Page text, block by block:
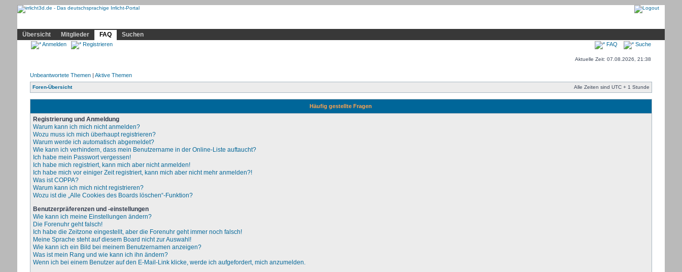
Übersicht
Mitglieder FAQ Suchen
Anmelden Registrieren FAQ Suche
Aktuelle Zeit: 07.08.2026, 21:38
Unbeantwortete Themen| Aktive Themen
Foren-Übersicht Alle Zeiten sind UTC + 1 Stunde
Häufig gestellte Fragen
Registrierung und Anmeldung
Warum kann ich mich nicht anmelden?
Wozu muss ich mich überhaupt registrieren?
Warum werde ich automatisch abgemeldet?
Wie kann ich verhindern, dass mein Benutzername in der Online-Liste auftaucht?
Ich habe mein Passwort vergessen!
Ich habe mich registriert, kann mich aber nicht anmelden!
Ich habe mich vor einiger Zeit registriert, kann mich aber nicht mehr anmelden?!
Was ist COPPA?
Warum kann ich mich nicht registrieren?
Wozu ist die „Alle Cookies des Boards löschen“-Funktion?
Benutzerpräferenzen und -einstellungen
Wie kann ich meine Einstellungen ändern?
Die Forenuhr geht falsch!
Ich habe die Zeitzone eingestellt, aber die Forenuhr geht immer noch falsch!
Meine Sprache steht auf diesem Board nicht zur Auswahl!
Wie kann ich ein Bild bei meinem Benutzernamen anzeigen?
Was ist mein Rang und wie kann ich ihn ändern?
Wenn ich bei einem Benutzer auf den E-Mail-Link klicke, werde ich aufgefordert, mich anzumelden.